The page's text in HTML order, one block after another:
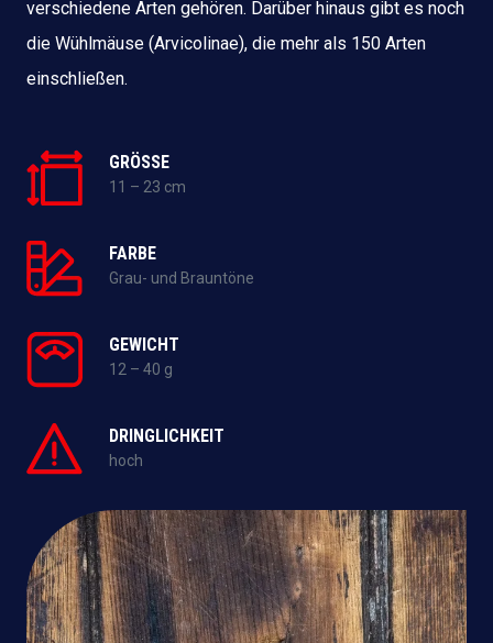
verschiedene Arten gehören. Darüber hinaus gibt es noch
die Wühlmäuse (Arvicolinae), die mehr als 150 Arten
einschließen.
GRÖSSE
11 – 23 cm
FARBE
Grau- und Brauntöne
GEWICHT
12 – 40 g
DRINGLICHKEIT
hoch